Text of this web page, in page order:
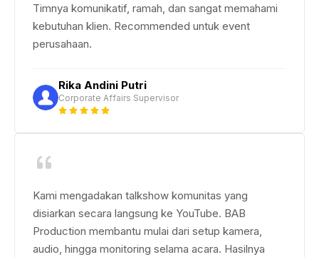
Timnya komunikatif, ramah, dan sangat memahami
kebutuhan klien. Recommended untuk event
perusahaan.
Rika Andini Putri
Corporate Affairs Supervisor
Kami mengadakan talkshow komunitas yang
disiarkan secara langsung ke YouTube. BAB
Production membantu mulai dari setup kamera,
audio, hingga monitoring selama acara. Hasilnya